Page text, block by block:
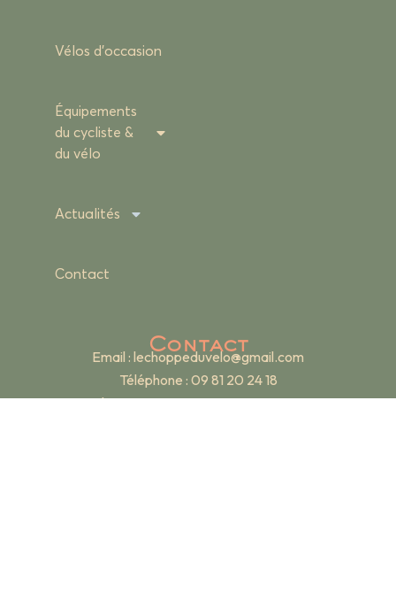
Vélos d’occasion
Équipements
du cycliste &
du vélo
Actualités
Contact
Contact
Email : lechoppeduvelo@gmail.com
Téléphone : 09 81 20 24 18
Adresse : 19 rue Renan – 69007 Lyon